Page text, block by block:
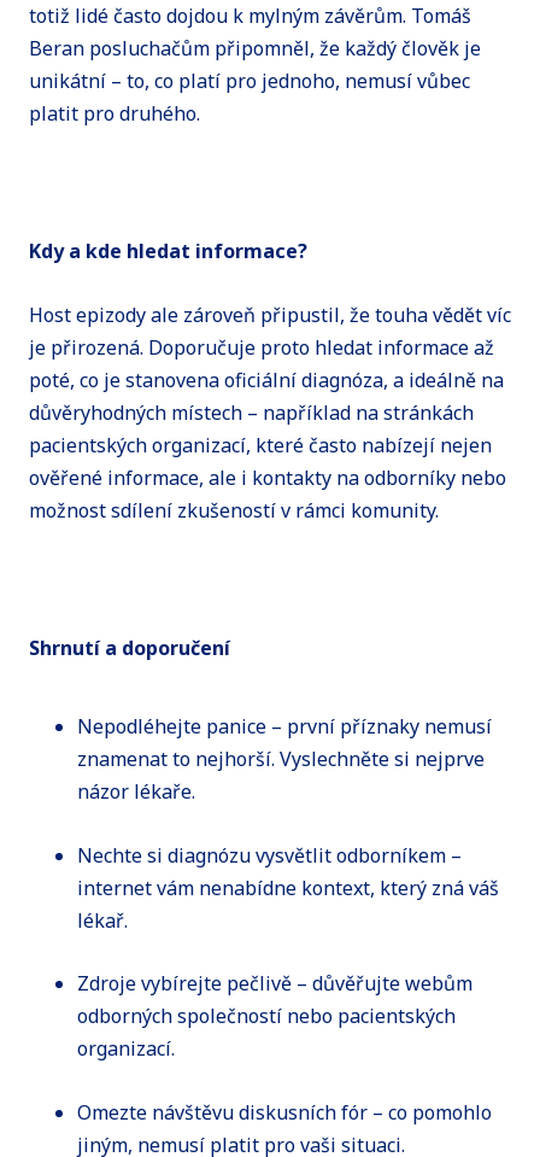
totiž lidé často dojdou k mylným závěrům. Tomáš
Beran posluchačům připomněl, že každý člověk je
unikátní – to, co platí pro jednoho, nemusí vůbec
platit pro druhého.
Kdy a kde hledat informace?
Host epizody ale zároveň připustil, že touha vědět víc
je přirozená. Doporučuje proto hledat informace až
poté, co je stanovena oficiální diagnóza, a ideálně na
důvěryhodných místech – například na stránkách
pacientských organizací, které často nabízejí nejen
ověřené informace, ale i kontakty na odborníky nebo
možnost sdílení zkušeností v rámci komunity.
Shrnutí a doporučení
Nepodléhejte panice – první příznaky nemusí
znamenat to nejhorší. Vyslechněte si nejprve
názor lékaře.
Nechte si diagnózu vysvětlit odborníkem –
internet vám nenabídne kontext, který zná váš
lékař.
Zdroje vybírejte pečlivě – důvěřujte webům
odborných společností nebo pacientských
organizací.
Omezte návštěvu diskusních fór – co pomohlo
jiným, nemusí platit pro vaši situaci.